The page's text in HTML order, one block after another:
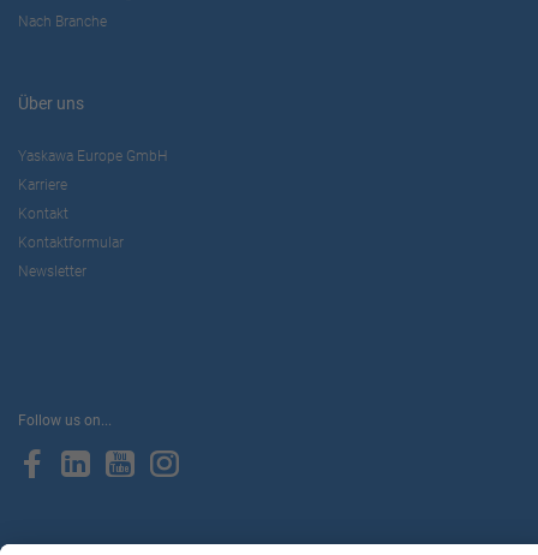
Nach Branche
Über uns
Yaskawa Europe GmbH
Karriere
Kontakt
Kontaktformular
Newsletter
Follow us on...